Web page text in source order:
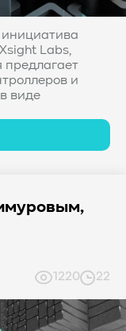
Recording
#RAID Offload
инициатива
Labs,
предлагает
и
виде
1220 22